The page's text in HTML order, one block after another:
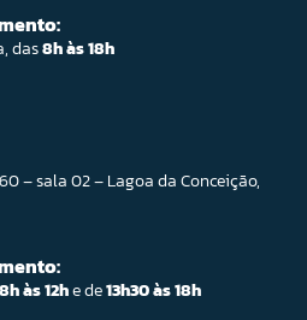
das8h às 18h
– sala 02 – Lagoa da Conceição,
8h às 12he de13h30 às 18h